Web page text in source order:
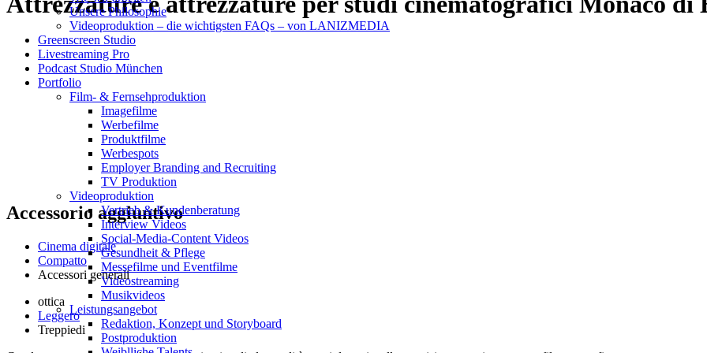
Unsere Philosophie
Videoproduktion – die wichtigsten FAQs – von LANIZMEDIA
Greenscreen Studio
Livestreaming Pro
Podcast Studio München
Portfolio
Film- & Fernsehproduktion
Imagefilme
Werbefilme
Produktfilme
Werbespots
Employer Branding and Recruiting
TV Produktion
Videoproduktion
Vertrieb & Kundenberatung
Interview Videos
Social-Media-Content Videos
Gesundheit & Pflege
Mes­se­filme und Eventfilme
Video­strea­ming
Musikvideos
Leis­tungs­an­ge­bot
Redak­ti­on, Kon­zept und Storyboard
Post­pro­duk­ti­on
Accessorio aggiuntivo
Cinema digitale
Compatto
Accessori generali
ottica
Leggero
Treppiedi